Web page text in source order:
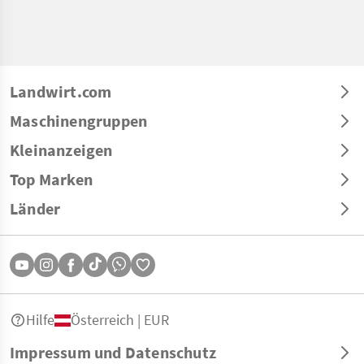
Landwirt.com
Maschinengruppen
Kleinanzeigen
Top Marken
Länder
Impressum und Datenschutz
Hilfe Österreich | EUR